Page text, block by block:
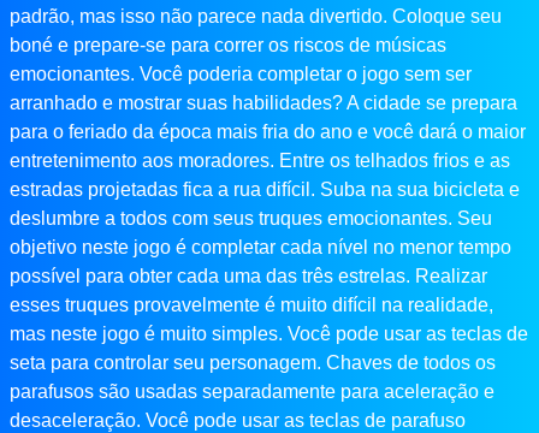
padrão, mas isso não parece nada divertido. Coloque seu
boné e prepare-se para correr os riscos de músicas
emocionantes. Você poderia completar o jogo sem ser
arranhado e mostrar suas habilidades? A cidade se prepara
para o feriado da época mais fria do ano e você dará o maior
entretenimento aos moradores. Entre os telhados frios e as
estradas projetadas fica a rua difícil. Suba na sua bicicleta e
deslumbre a todos com seus truques emocionantes. Seu
objetivo neste jogo é completar cada nível no menor tempo
possível para obter cada uma das três estrelas. Realizar
esses truques provavelmente é muito difícil na realidade,
mas neste jogo é muito simples. Você pode usar as teclas de
seta para controlar seu personagem. Chaves de todos os
parafusos são usadas separadamente para aceleração e
desaceleração. Você pode usar as teclas de parafuso